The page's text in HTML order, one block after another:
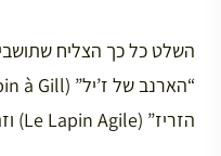
השלט כל כך הצליח
הזריז” (Le Lapin Agile) וזה הפך לשמו הרשמי.